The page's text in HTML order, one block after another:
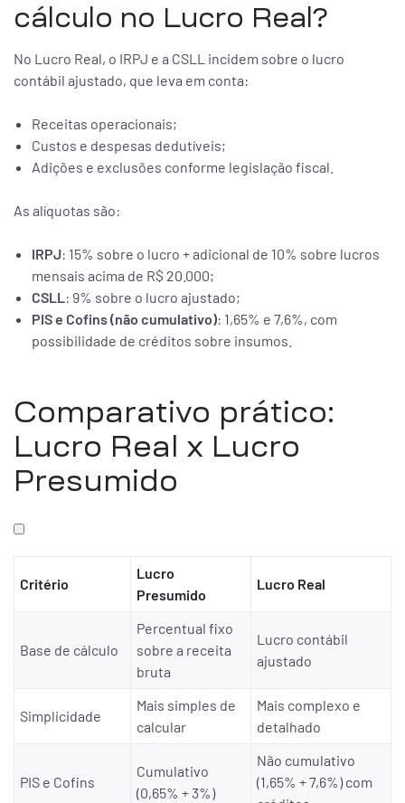
cálculo no Lucro Real?
No Lucro Real, o IRPJ e a CSLL incidem sobre o lucro
contábil ajustado, que leva em conta:
Receitas operacionais;
Custos e despesas dedutíveis;
Adições e exclusões conforme legislação fiscal.
As alíquotas são:
IRPJ: 15% sobre o lucro + adicional de 10% sobre lucros
mensais acima de R$ 20.000;
CSLL : 9% sobre o lucro ajustado;
PIS e Cofins (não cumulativo): 1,65% e 7,6%, com
possibilidade de créditos sobre insumos.
Comparativo prático:
Lucro Real x Lucro
Presumido
Critério
Lucro
Presumido
Lucro Real
Base de cálculo
Percentual fixo
sobre a receita
bruta
Lucro contábil
ajustado
Simplicidade
Mais simples de
calcular
Mais complexo e
detalhado
PIS e Cofins
Cumulativo
(0,65% + 3%)
Não cumulativo
(1,65% + 7,6%) com